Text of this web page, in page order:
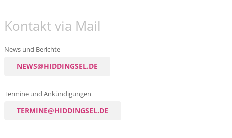
Kontakt via Mail
News und Berichte
NEWS@HIDDINGSEL.DE
Termine und Ankündigungen
TERMINE@HIDDINGSEL.DE